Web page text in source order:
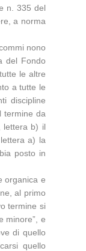
n. 335 del
a norma
nono
del Fondo
le altre
a tutte le
discipline
termine da
lettera b) il
a) la
posto in
organica e
al primo
termine si
minore”, e
di quello
quello